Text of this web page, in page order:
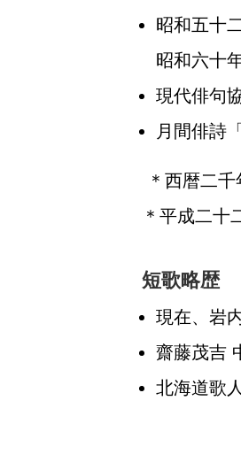
昭和五十
昭和六十
現代俳句
月間俳詩
＊西暦二千
＊平成二十
短歌略歴
現在、岩
齋藤茂吉
北海道歌